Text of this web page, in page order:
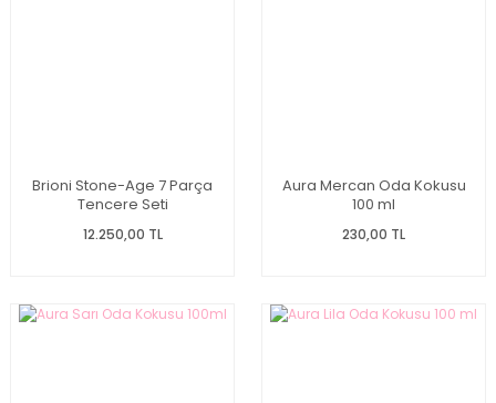
Brioni Stone-Age 7 Parça
Tencere Seti
12.250,00 TL
Aura Mercan Oda Kokusu
100 ml
230,00 TL